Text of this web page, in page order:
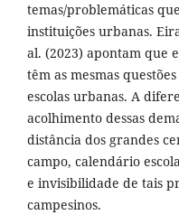
temas/problemáticas
instituições urbanas.
al. (2023) apontam que
têm as mesmas
escolas urbanas. A
acolhimento dessas
distância dos grandes
campo, calendário
e invisibilidade de tais
campesinos.